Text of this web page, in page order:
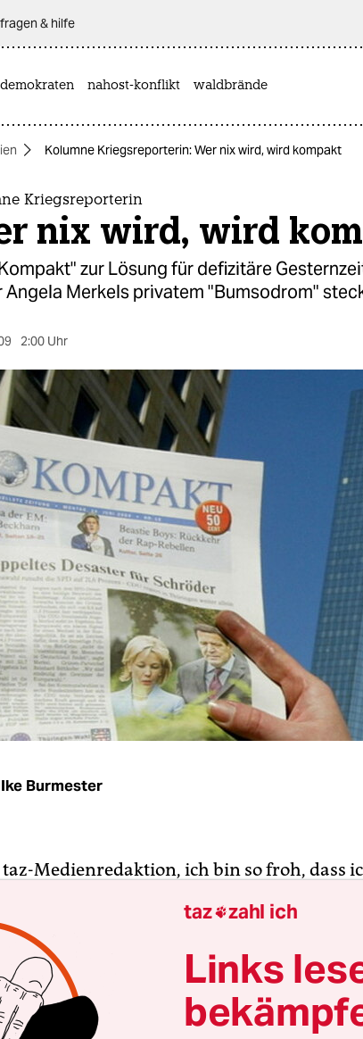
fragen & hilfe
nahost-konflikt waldbrände
Kolumne Kriegsreporterin: Wer nix wird, wird kompakt
Kriegsreporterin
nix wird, wird
zur Lösung für defizitäre
Angela Merkels privatem "Bumsodrom"
2:00 Uhr
Burmester
taz-Medienredaktion, ich bin so froh, dass
können, dass, wer als Journalist
können wir nun aus dem Kosmos der
wird, wird kompakt. Zumindest, wenn
Wobei der Springer-Konzern die
wir den gut unterrichteten Kreisen des
taz zahl ich
Links